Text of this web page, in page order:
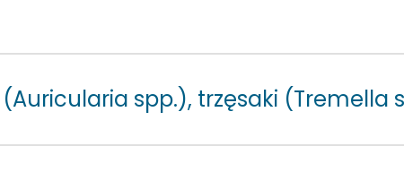
(Auricularia spp.), trzęsaki (Tremella